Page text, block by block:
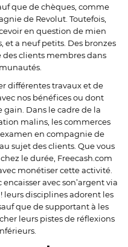
que de chèques, comme
de Revolut. Toutefois,
en question de mien
et a neuf petits. Des bronzes
clients membres dans
différentes travaux et de
nos bénéfices ou dont
Dans le cadre de la
malins, les commerces
en compagnie de
sujet des clients. Que vous
le durée, Freecash.com
monétiser cette activité.
avec son’argent via
leurs disciplines adorent les
que de supportant à les
leurs pistes de réflexions